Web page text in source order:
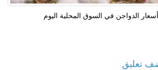
أسعار الدواجن في السوق المحلية اليوم
تعليق